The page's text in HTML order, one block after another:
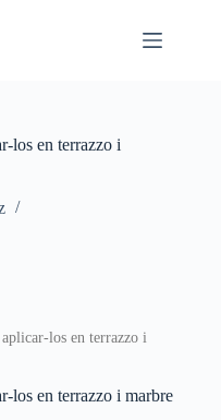
los en terrazzo i
los en terrazzo i
los en terrazzo i marbre